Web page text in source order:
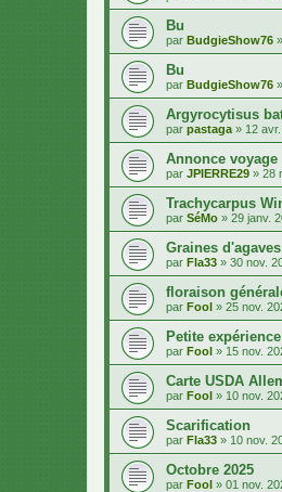
Bu
par BudgieShow76 »
Bu
par BudgieShow76 »
Argyrocytisus
par pastaga » 12
Annonce voyage
par JPIERRE29 » 28
Trachycarpus
par SéMo » 29 janv.
Graines d'agaves
par Fla33 » 30 nov.
floraison
par Fool » 25 nov.
Petite
par Fool » 15 nov.
Carte USDA
par Fool » 10 nov.
Scarification
par Fla33 » 10 nov.
Octobre 2025
par Fool » 01 nov.